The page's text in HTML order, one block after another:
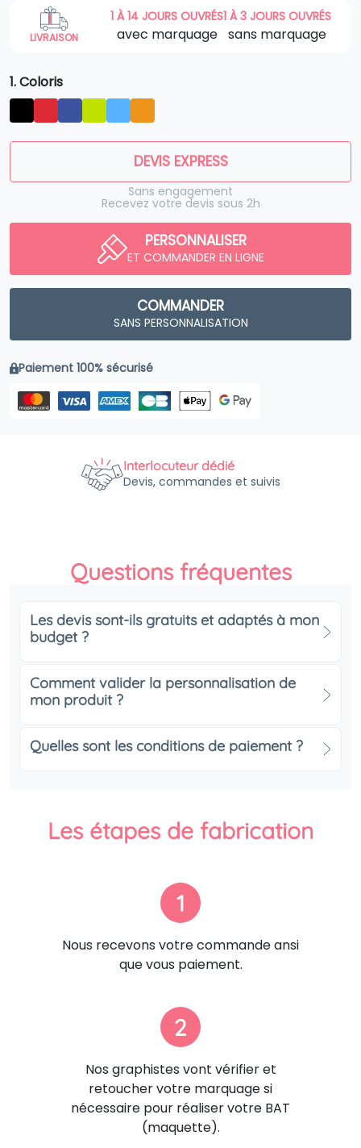
LIVRAISON
1 À 14 JOURS OUVRÉS
avec marquage
1 À 3 JOURS OUVRÉS
sans marquage
1. Coloris
DEVIS EXPRESS
Sans engagement
Recevez votre devis sous 2h
PERSONNALISER
ET COMMANDER EN LIGNE
COMMANDER
SANS PERSONNALISATION
Paiement 100% sécurisé
Interlocuteur dédié
Devis, commandes et suivis
Questions fréquentes
Les devis sont-ils gratuits et adaptés à mon
budget ?
Comment valider la personnalisation de
mon produit ?
Quelles sont les conditions de paiement ?
Les étapes de fabrication
1
Nous recevons votre commande ansi
que vous paiement.
2
Nos graphistes vont vérifier et
retoucher votre marquage si
nécessaire pour réaliser votre BAT
(maquette).